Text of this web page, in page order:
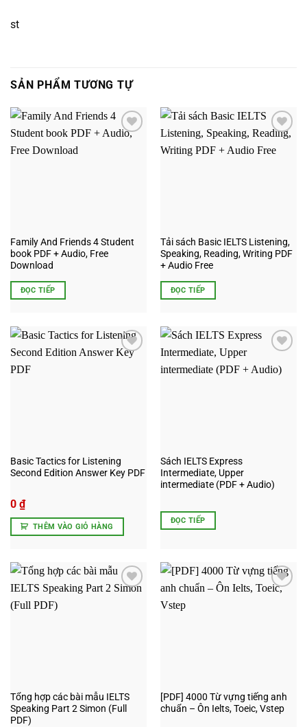
st
SẢN PHẨM TƯƠNG TỰ
Family And Friends 4 Student
book PDF + Audio, Free
Download
ĐỌC TIẾP
Add to
wishlist
Tải sách Basic IELTS Listening,
Speaking, Reading, Writing PDF
+ Audio Free
ĐỌC TIẾP
Add to
Basic Tactics for Listening
Second Edition Answer Key PDF
0 ₫
THÊM VÀO GIỎ HÀNG
wishlist
Sách IELTS Express
Intermediate, Upper
intermediate (PDF + Audio)
ĐỌC TIẾP
Tổng hợp các bài mẫu IELTS
Speaking Part 2 Simon (Full
PDF)
[PDF] 4000 Từ vựng tiếng anh
chuẩn – Ôn Ielts, Toeic, Vstep